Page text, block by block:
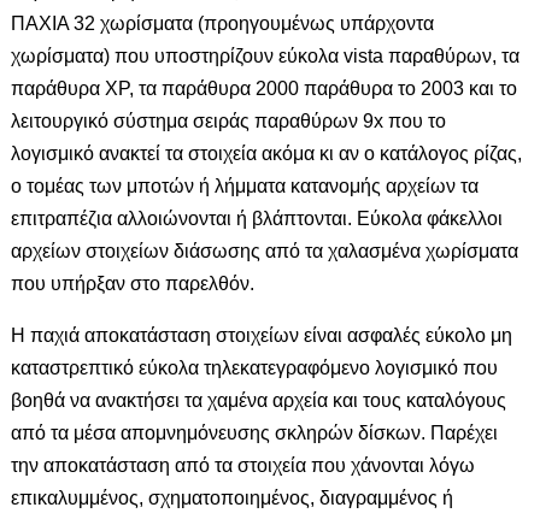
ΠΑΧΙΑ 32 χωρίσματα (προηγουμένως υπάρχοντα
χωρίσματα) που υποστηρίζουν εύκολα vista παραθύρων, τα
παράθυρα XP, τα παράθυρα 2000 παράθυρα το 2003 και το
λειτουργικό σύστημα σειράς παραθύρων 9x που το
λογισμικό ανακτεί τα στοιχεία ακόμα κι αν ο κατάλογος ρίζας,
ο τομέας των μποτών ή λήμματα κατανομής αρχείων τα
επιτραπέζια αλλοιώνονται ή βλάπτονται. Εύκολα φάκελλοι
αρχείων στοιχείων διάσωσης από τα χαλασμένα χωρίσματα
που υπήρξαν στο παρελθόν.
Η παχιά αποκατάσταση στοιχείων είναι ασφαλές εύκολο μη
καταστρεπτικό εύκολα τηλεκατεγραφόμενο λογισμικό που
βοηθά να ανακτήσει τα χαμένα αρχεία και τους καταλόγους
από τα μέσα απομνημόνευσης σκληρών δίσκων. Παρέχει
την αποκατάσταση από τα στοιχεία που χάνονται λόγω
επικαλυμμένος, σχηματοποιημένος, διαγραμμένος ή